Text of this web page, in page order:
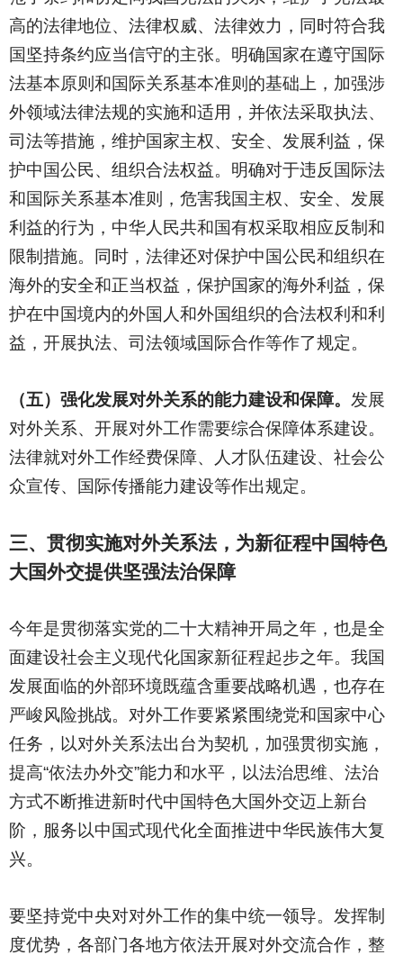
高的法律地位、法律权威、法律效力，同时符合我
国坚持条约应当信守的主张。明确国家在遵守国际
法基本原则和国际关系基本准则的基础上，加强涉
外领域法律法规的实施和适用，并依法采取执法、
司法等措施，维护国家主权、安全、发展利益，保
护中国公民、组织合法权益。明确对于违反国际法
和国际关系基本准则，危害我国主权、安全、发展
利益的行为，中华人民共和国有权采取相应反制和
限制措施。同时，法律还对保护中国公民和组织在
海外的安全和正当权益，保护国家的海外利益，保
护在中国境内的外国人和外国组织的合法权利和利
益，开展执法、司法领域国际合作等作了规定。
（五）强化发展对外关系的能力建设和保障。 发展
对外关系、开展对外工作需要综合保障体系建设。
法律就对外工作经费保障、人才队伍建设、社会公
众宣传、国际传播能力建设等作出规定。
三、贯彻实施对外关系法，为新征程中国特色
大国外交提供坚强法治保障
今年是贯彻落实党的二十大精神开局之年，也是全
面建设社会主义现代化国家新征程起步之年。我国
发展面临的外部环境既蕴含重要战略机遇，也存在
严峻风险挑战。对外工作要紧紧围绕党和国家中心
任务，以对外关系法出台为契机，加强贯彻实施，
提高“依法办外交”能力和水平，以法治思维、法治
方式不断推进新时代中国特色大国外交迈上新台
阶，服务以中国式现代化全面推进中华民族伟大复
兴。
要坚持党中央对对外工作的集中统一领导。发挥制
度优势，各部门各地方依法开展对外交流合作，整